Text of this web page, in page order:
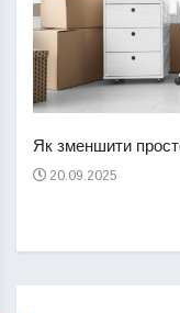
Як зменшити
20.09.2025